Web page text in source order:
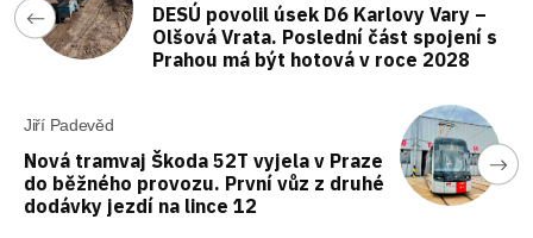
DESÚ povolil úsek D6 Karlovy Vary –
Olšová Vrata. Poslední část spojení s
Prahou má být hotová v roce 2028
Jiří Padevěd
Nová tramvaj Škoda 52T vyjela v Praze
do běžného provozu. První vůz z druhé
dodávky jezdí na lince 12